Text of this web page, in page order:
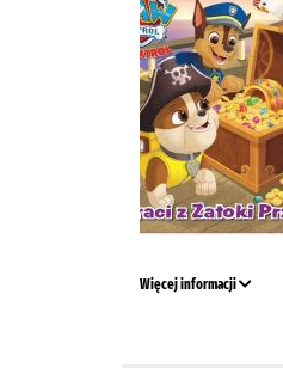
Więcej informacji